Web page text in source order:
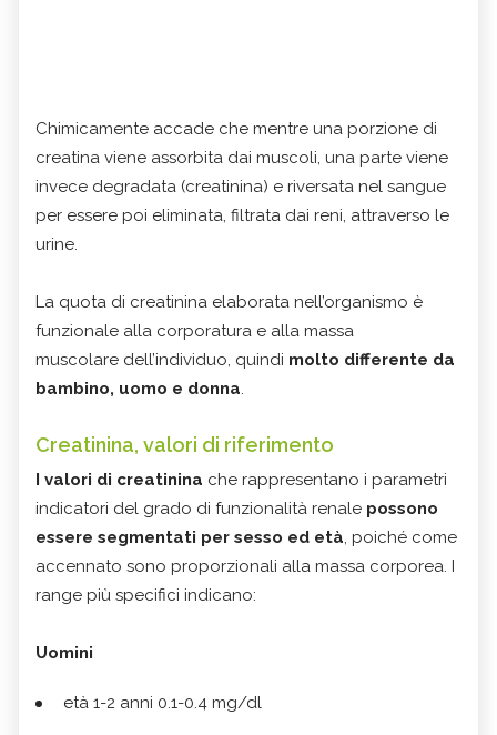
Chimicamente accade che mentre una porzione di
creatina viene assorbita dai muscoli, una parte viene
invece degradata (creatinina) e riversata nel sangue
per essere poi eliminata, filtrata dai reni, attraverso le
urine.
La quota di creatinina elaborata nell’organismo è
funzionale alla corporatura e alla massa
muscolare dell’individuo, quindi molto differente da
bambino, uomo e donna.
Creatinina, valori di riferimento
I valori di creatinina che rappresentano i parametri
indicatori del grado di funzionalità renale possono
essere segmentati per sesso ed età, poiché come
accennato sono proporzionali alla massa corporea. I
range più specifici indicano:
Uomini
età 1-2 anni 0.1-0.4 mg/dl